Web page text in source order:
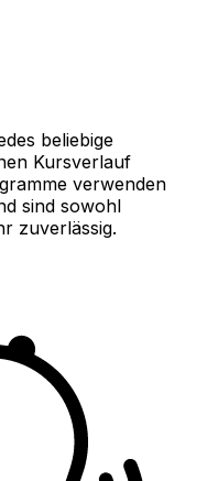
beliebige
Kursverlauf
verwenden
sind sowohl
zuverlässig.